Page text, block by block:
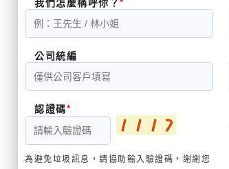
公司統編
認證碼
為避免垃圾訊息，請協助輸入驗證碼，謝謝您